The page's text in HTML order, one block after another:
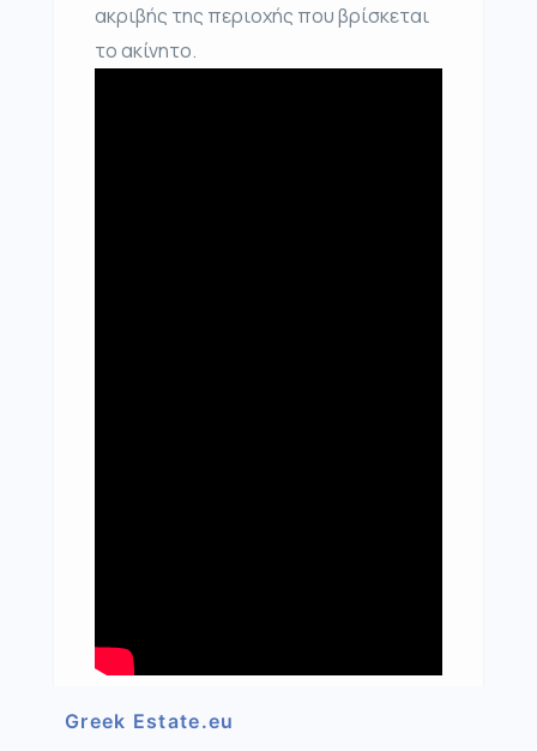
ακριβής της περιοχής που βρίσκεται
το ακίνητο.
Greek Estate.eu